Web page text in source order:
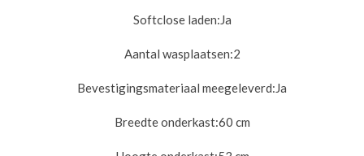
Softclose laden:Ja
Aantal wasplaatsen:2
Bevestigingsmateriaal meegeleverd:Ja
Breedte onderkast:60 cm